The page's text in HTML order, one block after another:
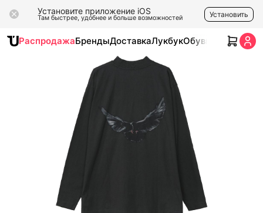
Установите приложение iOS
Там быстрее, удобнее и больше возможностей Установить
РаспродажаБрендыДоставкаЛукбукОбувь Одежда